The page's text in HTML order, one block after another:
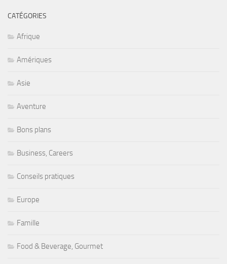
CATÉGORIES
Afrique
Amériques
Asie
Aventure
Bons plans
Business, Careers
Conseils pratiques
Europe
Famille
Food & Beverage, Gourmet